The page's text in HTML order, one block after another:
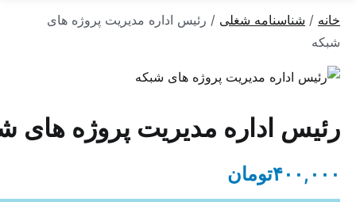
شغلی/ رئیس اداره مدیریت پروژه های
اداره مدیریت پروژه های شبکه
تومان